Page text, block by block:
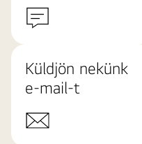
Küldjön nekünk
e-mail-t